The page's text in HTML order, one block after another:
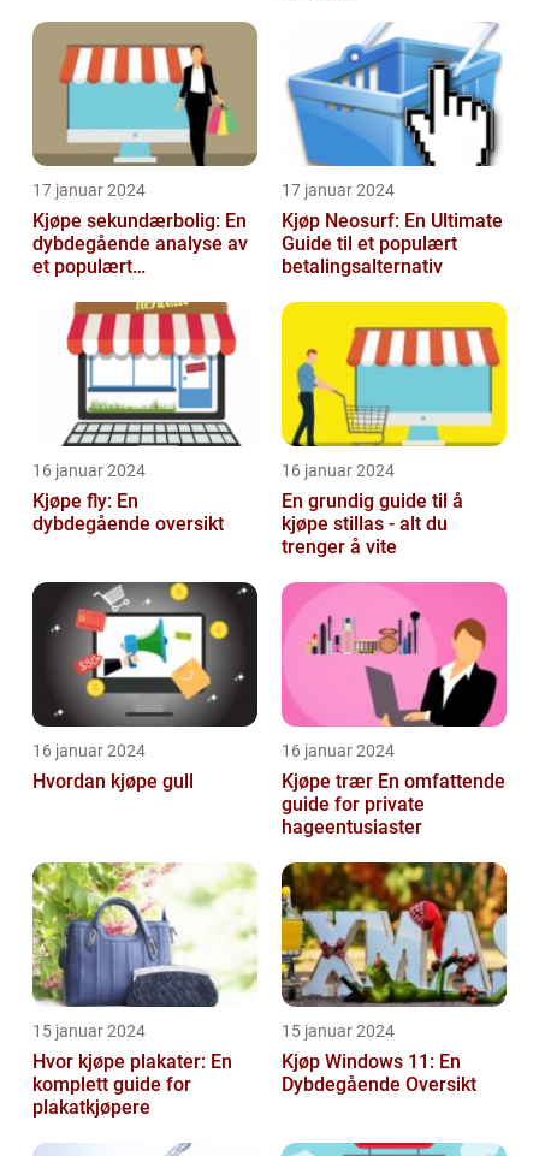
17 januar 2024
Kjøpe sekundærbolig: En
dybdegående analyse av
et populært
17 januar 2024
Kjøp Neosurf: En Ultimate
Guide til et populært
betalingsalternativ
16 januar 2024
Kjøpe fly: En
dybdegående oversikt
16 januar 2024
En grundig guide til å
kjøpe stillas - alt du
trenger å vite
16 januar 2024
Hvordan kjøpe gull
16 januar 2024
Kjøpe trær En omfattende
guide for private
hageentusiaster
15 januar 2024
Hvor kjøpe plakater: En
komplett guide for
plakatkjøpere
15 januar 2024
Kjøp Windows 11: En
Dybdegående Oversikt